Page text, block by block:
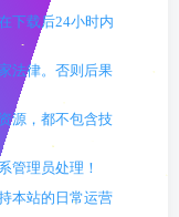
下载后24小时内
法律。否则后果
源，都不包含技
管理员处理！
本站的日常运营